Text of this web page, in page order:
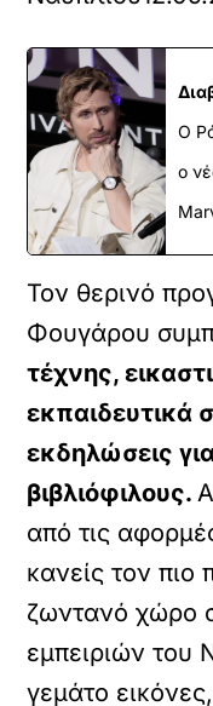
Ο
ο
Τον θερινό
Φουγάρου
τέχνης,
εκπαιδευτικά
εκδηλώσεις
βιβλιόφιλους.
από τις
κανείς τον πιο
ζωντανό χώρο
εμπειριών του
γεμάτο